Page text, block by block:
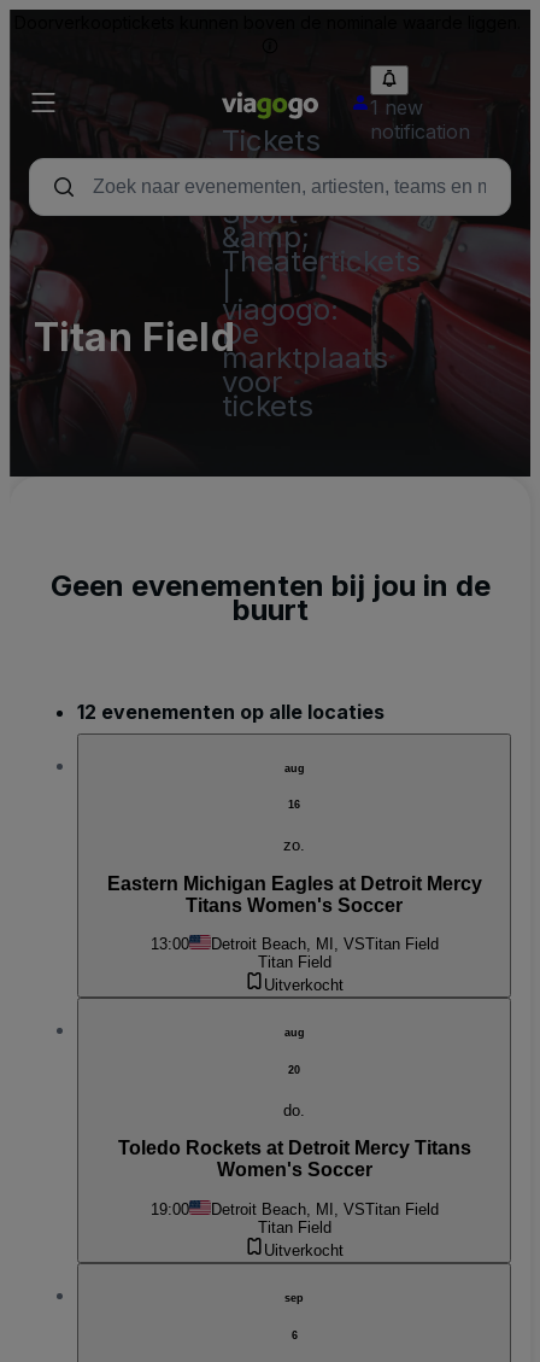
Tickets
-
Concert,
Sport
&amp;
Theatertickets
viagogo:
De
marktplaats
voor
tickets
1 new
notification
Titan Field
Geen evenementen bij jou in de
buurt
12 evenementen op alle locaties
aug
16
zo.
Eastern Michigan Eagles at Detroit Mercy
Titans Women's Soccer
13:00 Detroit Beach, MI, VSTitan Field
Titan Field
Uitverkocht
aug
20
do.
Toledo Rockets at Detroit Mercy Titans
Women's Soccer
19:00 Detroit Beach, MI, VSTitan Field
Titan Field
Uitverkocht
sep
6